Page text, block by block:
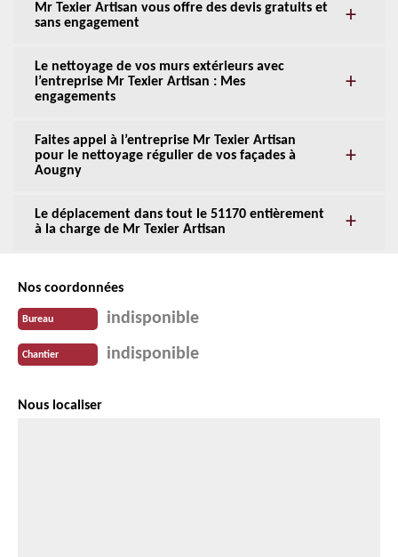
Mr Texier Artisan vous offre des devis gratuits et
sans engagement
Le nettoyage de vos murs extérieurs avec
l’entreprise Mr Texier Artisan : Mes
engagements
Faites appel à l’entreprise Mr Texier Artisan
pour le nettoyage régulier de vos façades à
Aougny
Le déplacement dans tout le 51170 entièrement
à la charge de Mr Texier Artisan
Nos coordonnées
Bureau indisponible
Chantier indisponible
Nous localiser